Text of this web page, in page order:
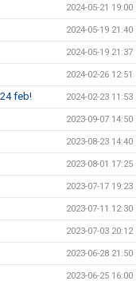
2024-05-21 19:00
2024-05-19 21:40
2024-05-19 21:37
2024-02-26 12:51
feb! 2024-02-23 11:53
2023-09-07 14:50
2023-08-23 14:40
2023-08-01 17:25
2023-07-17 19:23
2023-07-11 12:30
2023-07-03 20:12
2023-06-28 21:50
2023-06-25 16:00